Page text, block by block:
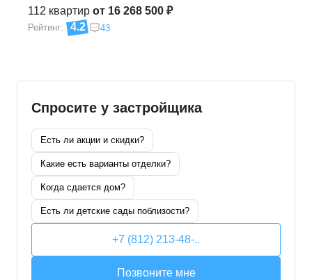
112 квартир от 16 268 500 ₽
Рейтинг: 4.2 43
Спросите у застройщика
Есть ли акции и скидки?
Какие есть варианты отделки?
Когда сдается дом?
Есть ли детские сады поблизости?
+7 (812) 213-48-..
Позвоните мне